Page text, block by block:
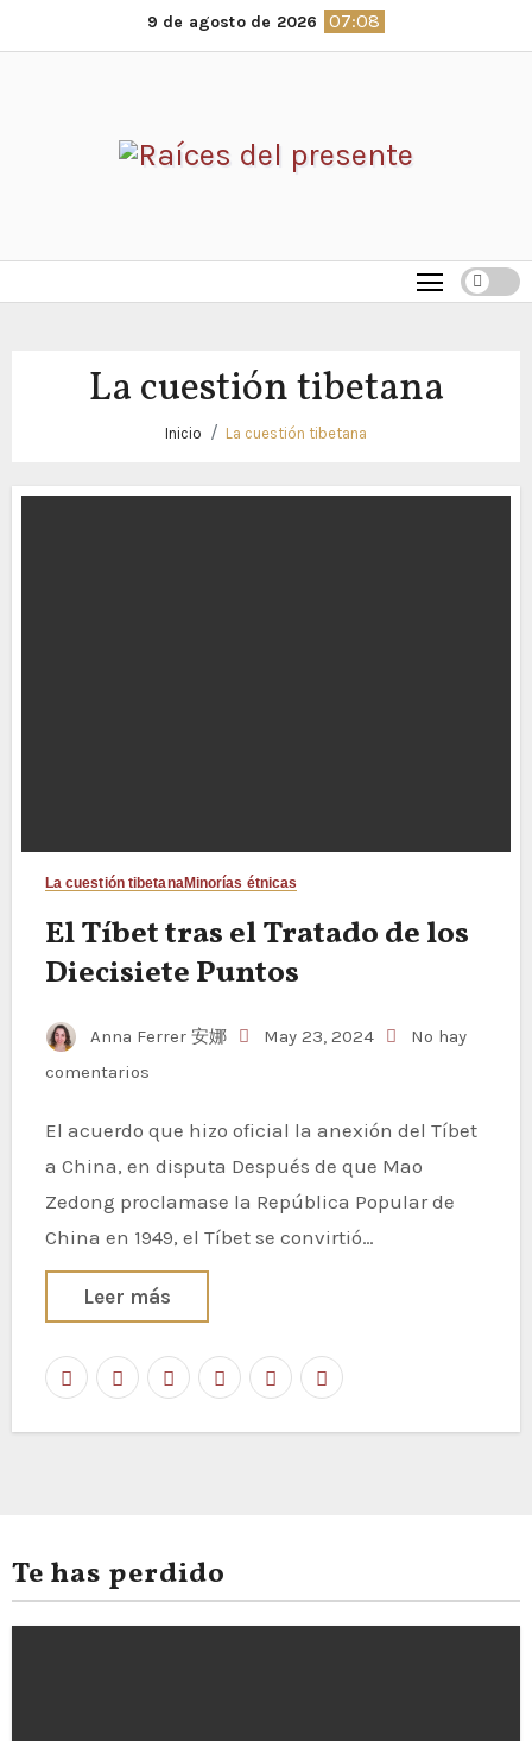
al
9 de agosto de 2026 07:08
La cuestión tibetana
Inicio La cuestión tibetana
La cuestión tibetanaMinorías étnicas
El Tíbet tras el Tratado de los
Diecisiete Puntos
Anna Ferrer 安娜 May 23, 2024
No hay
comentarios
El acuerdo que hizo oficial la anexión del Tíbet
a China, en disputa Después de que Mao
Zedong proclamase la República Popular de
China en 1949, el Tíbet se convirtió…
Leer más
Te has perdido